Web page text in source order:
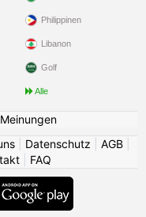
Philippinen
Libanon
Golf
Alle
Meinungen
Datenschutz AGB
FAQ